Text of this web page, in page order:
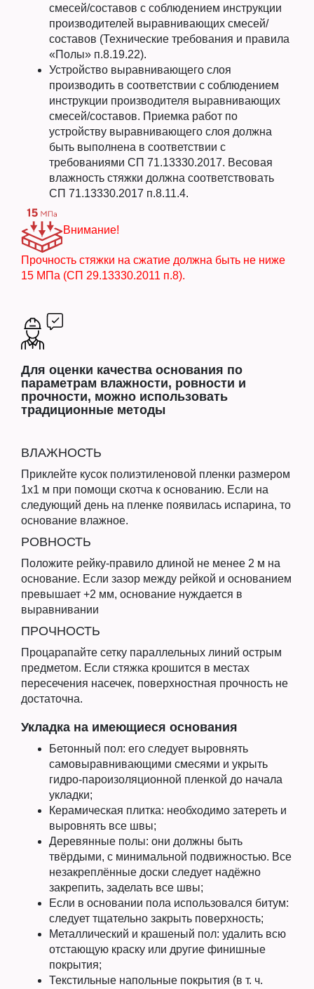
смесей/составов с соблюдением инструкции
производителей выравнивающих смесей/
составов (Технические требования и правила
«Полы» п.8.19.22).
Устройство выравнивающего слоя
производить в соответствии с соблюдением
инструкции производителя выравнивающих
смесей/составов. Приемка работ по
устройству выравнивающего слоя должна
быть выполнена в соответствии с
требованиями СП 71.13330.2017. Весовая
влажность стяжки должна соответствовать
СП 71.13330.2017 п.8.11.4.
Внимание!
Прочность стяжки на сжатие должна быть не ниже
15 МПа (СП 29.13330.2011 п.8).
Для оценки качества основания по
параметрам влажности, ровности и
прочности, можно использовать
традиционные методы
ВЛАЖНОСТЬ
Приклейте кусок полиэтиленовой пленки размером
1х1 м при помощи скотча к основанию. Если на
следующий день на пленке появилась испарина, то
основание влажное.
РОВНОСТЬ
Положите рейку-правило длиной не менее 2 м на
основание. Если зазор между рейкой и основанием
превышает +2 мм, основание нуждается в
выравнивании
ПРОЧНОСТЬ
Процарапайте сетку параллельных линий острым
предметом. Если стяжка крошится в местах
пересечения насечек, поверхностная прочность не
достаточна.
Укладка на имеющиеся основания
Бетонный пол: его следует выровнять
самовыравнивающими смесями и укрыть
гидро-пароизоляционной пленкой до начала
укладки;
Керамическая плитка: необходимо затереть и
выровнять все швы;
Деревянные полы: они должны быть
твёрдыми, с минимальной подвижностью. Все
незакреплённые доски следует надёжно
закрепить, заделать все швы;
Если в основании пола использовался битум:
следует тщательно закрыть поверхность;
Металлический и крашеный пол: удалить всю
отстающую краску или другие финишные
покрытия;
Текстильные напольные покрытия (в т. ч.